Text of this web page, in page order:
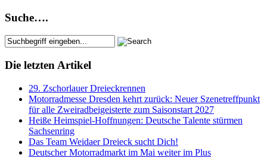
Suche….
Die letzten Artikel
29. Zschorlauer Dreieckrennen
Motorradmesse Dresden kehrt zurück: Neuer Szenetreffpunkt
für alle Zweiradbeigeisterte zum Saisonstart 2027
Heiße Heimspiel-Hoffnungen: Deutsche Talente stürmen
Sachsenring
Das Team Weidaer Dreieck sucht Dich!
Deutscher Motorradmarkt im Mai weiter im Plus